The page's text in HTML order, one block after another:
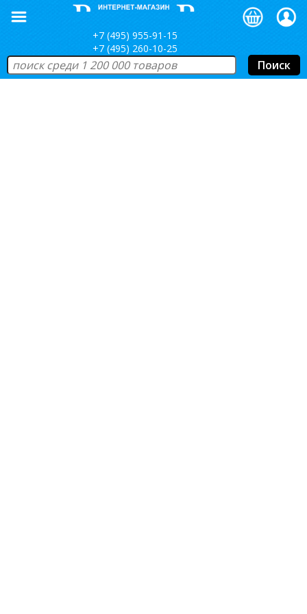
+7 (495) 955-91-15
+7 (495) 260-10-25